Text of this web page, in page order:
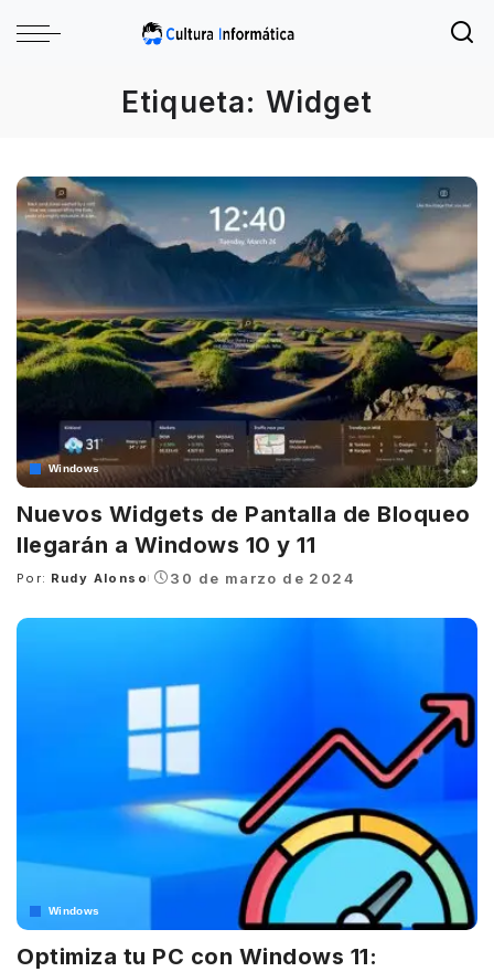
Etiqueta: Widget
Windows
Nuevos Widgets de Pantalla de Bloqueo
llegarán a Windows 10 y 11
Posted
Por: Rudy Alonso 30 de marzo de 2024
Windows
Optimiza tu PC con Windows 11: